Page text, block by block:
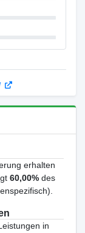
erhalten
60,00%des
in